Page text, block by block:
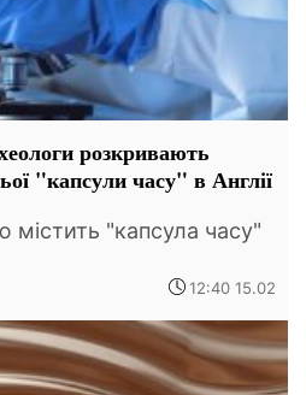
розкривають
"капсули часу" в Англії
містить "капсула часу"
12:40 15.02